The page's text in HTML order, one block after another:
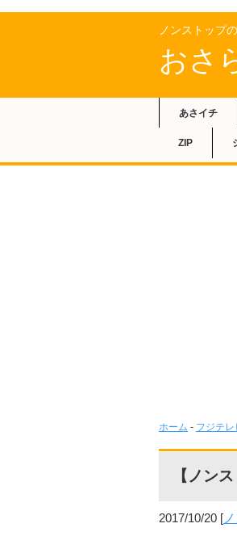
ノンストップ
おさ
あさイチ
ZIP
ホーム - フジテレ
【ノン
2017/10/20 [